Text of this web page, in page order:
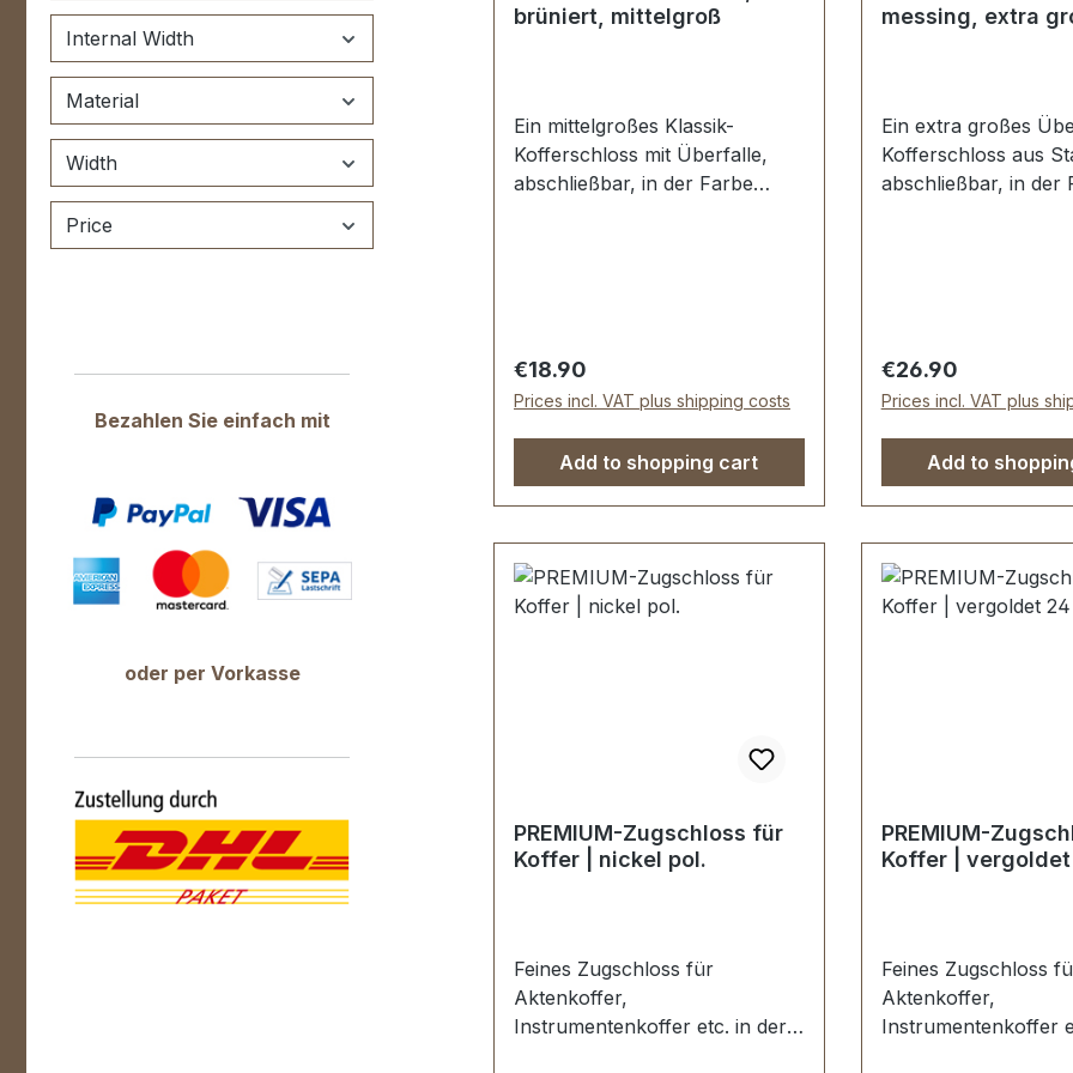
Internal Width
Material
Width
Price
Bezahlen Sie einfach mit
oder per Vorkasse
brüniert, mittelgroß
Ein mittelgroßes Klassik-
Kofferschloss mit Überfalle,
abschließbar, in der Farbe
Oberfläche. Ausführung
aufliegend. Aussenmaße der
Schlossplatte: Breite: ca. 65 mm
, Länge von oben nach unten
ca. 40 mm. Nietlöcher (auch
für Schrauben geeignet).
Kofferschloss, bestehend aus
Oberteil (Überfalle) und
Unterteil 1 Stück Schlüssel-
Regular price:
€18.90
Prices incl. VAT plus shipping costs
Add to shopping cart
messing, extra
Ein extra großes
Kofferschloss aus
abschließbar, in der
Nietlöcher (auch für
Schrauben geeignet).
Lieferumfang: 1
Kofferschloss,
Oberteil und
Schlüssel
Regular price:
€26.90
Prices incl. VAT plus
Add to
PREMIUM-Zugschloss für
Koffer | nickel pol.
Feines Zugschloss für
Aktenkoffer,
Instrumentenkoffer etc. in der
PREMIUM-
Koffer |
Feines Zugschloss
Aktenkoffer,
Instrumentenkoffer